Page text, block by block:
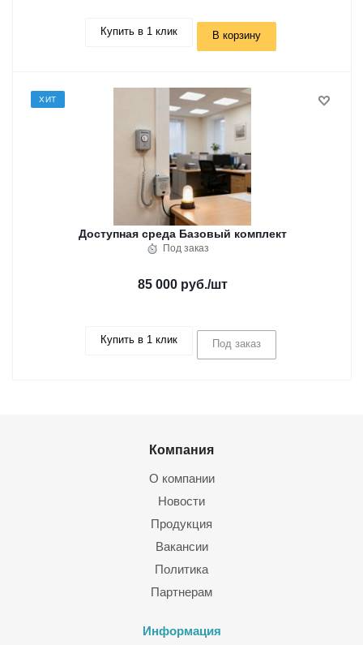
Купить в 1 клик В корзину
ХИТ
Доступная среда Базовый комплект
Под заказ
85 000 руб./шт
Купить в 1 клик Под заказ
Компания
О компании
Новости
Продукция
Вакансии
Политика
Партнерам
Информация